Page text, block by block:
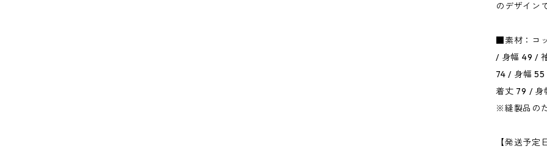
のデザイン
■素材：コ
/ 身幅 49 /
74 / 身幅
着丈 79 / 身
※縫製品の
【発送予